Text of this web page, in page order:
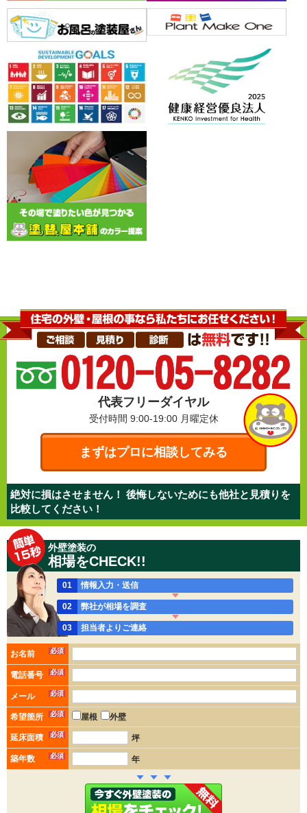
代表フリーダイヤル
受付時間 9:00-19:00 月曜定休
まずはプロに相談してみる
絶対に損はさせません！ 後悔しないためにも他社と見積りを
比較してください！
外壁塗装の
相場をCHECK!!
01 情報入力・送信
02 弊社が相場を調査
03 担当者よりご連絡
お名前 必須
電話番号 必須
メール 必須
希望箇所 必須 屋根 外壁
延床面積 必須 坪
築年数 必須 年